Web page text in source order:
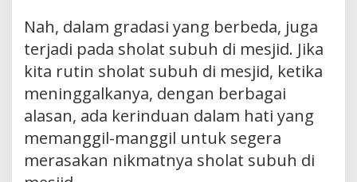
Nah, dalam gradasi yang berbeda, juga
terjadi pada sholat subuh di mesjid. Jika
kita rutin sholat subuh di mesjid, ketika
meninggalkanya, dengan berbagai
alasan, ada kerinduan dalam hati yang
memanggil-manggil untuk segera
merasakan nikmatnya sholat subuh di